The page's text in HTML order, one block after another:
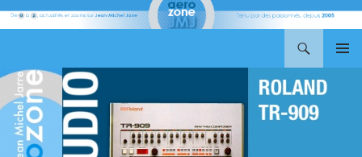
AU
CONTENU